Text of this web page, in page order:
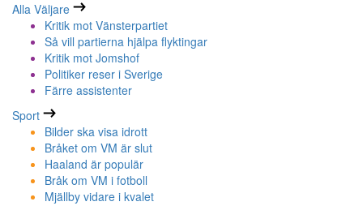
Alla Väljare
Kritik mot Vänsterpartiet
Så vill partierna hjälpa flyktingar
Kritik mot Jomshof
Politiker reser i Sverige
Färre assistenter
Sport
Bilder ska visa idrott
Bråket om VM är slut
Haaland är populär
Bråk om VM i fotboll
Mjällby vidare i kvalet